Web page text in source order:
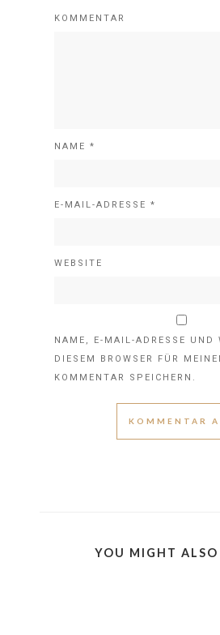
KOMMENTAR
NAME *
E-MAIL-ADRESSE *
WEBSITE
NAME, E-MAIL-ADRESSE UND
DIESEM BROWSER FÜR
KOMMENTAR SPEICHERN.
YOU MIGHT ALSO